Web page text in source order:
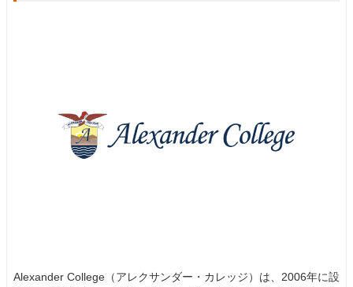
Alexander College（アレクサンダー・カレッジ）は、2006年に設